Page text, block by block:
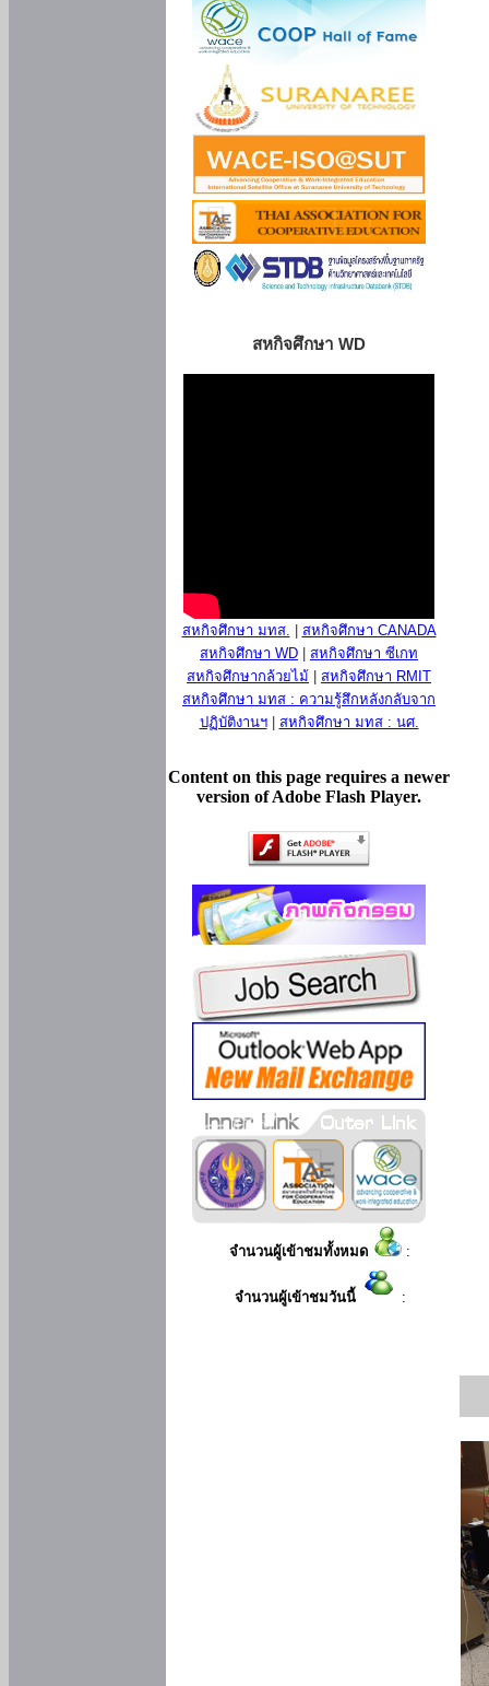
สหกิจศึกษา WD
สหกิจศึกษา มทส.
สหกิจศึกษา CANADA
สหกิจศึกษา WD
สหกิจศึกษา ซีเกท
สหกิจศึกษากล้วยไม้
สหกิจศึกษา RMIT
สหกิจศึกษา มทส : ความรู้สึกหลังกลับจาก
ปฏิบัติงานฯ| สหกิจศึกษา มทส : นศ.
Content on this page requires a newer
version of Adobe Flash Player.
จำนวนผู้เข้าชมทั้งหมด :
จำนวนผู้เข้าชมวันนี้ :